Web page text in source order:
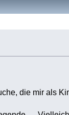
die mir als